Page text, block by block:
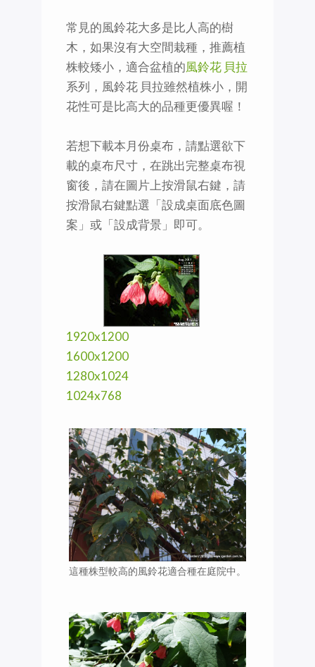
常見的風鈴花大多是比人高的樹
木，如果沒有大空間栽種，推薦植
株較矮小，適合盆植的風鈴花 貝拉
系列，風鈴花 貝拉雖然植株小，開
花性可是比高大的品種更優異喔！
若想下載本月份桌布，請點選欲下
載的桌布尺寸，在跳出完整桌布視
窗後，請在圖片上按滑鼠右鍵，請
按滑鼠右鍵點選「設成桌面底色圖
案」或「設成背景」即可。
1920x1200
1600x1200
1280x1024
1024x768
這種株型較高的風鈴花適合種在庭院中。